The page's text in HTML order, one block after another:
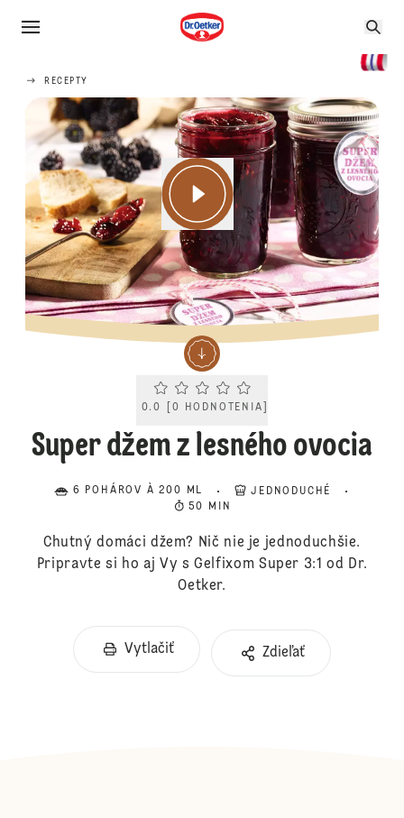
RECEPTY
Current rating 0.0. Click to rate.
0.0 0 HODNOTENIA
Super džem z lesného ovocia
6 POHÁROV À 200 ML
JEDNODUCHÉ
50 MIN
Chutný domáci džem? Nič nie je jednoduchšie.
Pripravte si ho aj Vy s Gelfixom Super 3:1 od Dr.
Oetker.
Vytlačiť Zdieľať